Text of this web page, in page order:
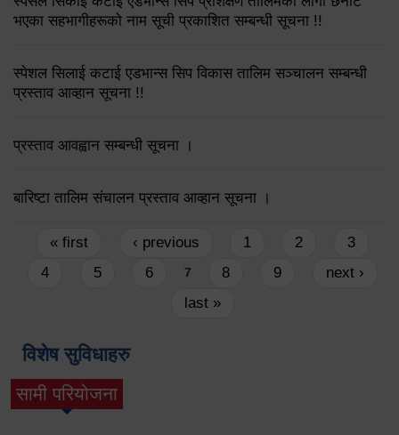
भएका सहभागीहरूको नाम सूची प्रकाशित सम्बन्धी सूचना !!
स्पेशल सिलाई कटाई एडभान्स सिप विकास तालिम सञ्चालन सम्बन्धी
प्रस्ताव आव्हान सूचना !!
प्रस्ताव आवह्वान सम्बन्धी सूचना ।
बारिष्टा तालिम संचालन प्रस्ताव आव्हान सूचना ।
Pages
« first ‹ previous 1 2
3
4
5 6 7 8 9
next ›
last »
विशेष सुविधाहरु
सामी परियोजना
(active tab)